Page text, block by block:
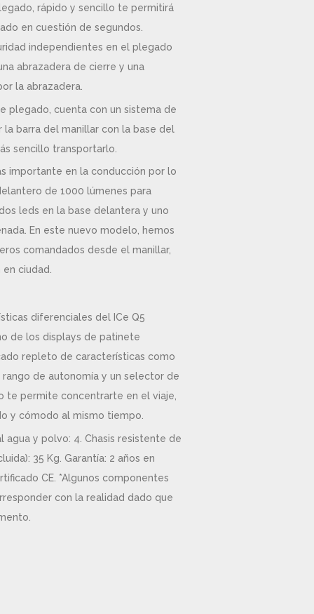
rápido y sencillo te permitirá
en cuestión de segundos.
independientes en el plegado
abrazadera de cierre y una
la abrazadera.
plegado, cuenta con un sistema de
barra del manillar con la base del
sencillo transportarlo.
importante en la conducción por lo
de 1000 lúmenes para
leds en la base delantera y uno
En este nuevo modelo, hemos
comandados desde el manillar,
ciudad.
diferenciales del ICe Q5
de los displays de patinete
repleto de características como
de autonomía y un selector de
te permite concentrarte en el viaje,
y cómodo al mismo tiempo.
agua y polvo: 4. Chasis resistente de
35 Kg. Garantía: 2 años en
CE. *Algunos componentes
con la realidad dado que